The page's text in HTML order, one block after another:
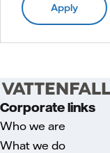
Apply
Corporate links
Who we are
What we do